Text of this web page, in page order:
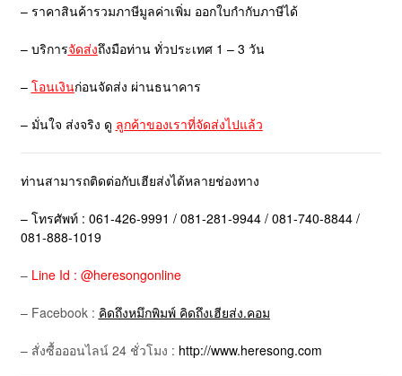
– ราคาสินค้ารวมภาษีมูลค่าเพิ่ม ออกใบกำกับภาษีได้
– บริการจัดส่งถึงมือท่าน ทั่วประเทศ 1 – 3 วัน
– โอนเงินก่อนจัดส่ง ผ่านธนาคาร
– มั่นใจ ส่งจริง ดู ลูกค้าของเราที่จัดส่งไปแล้ว
ท่านสามารถติดต่อกับเฮียส่งได้หลายช่องทาง
– โทรศัพท์ : 061-426-9991 / 081-281-9944 / 081-740-8844 /
081-888-1019
– Line Id : @heresongonline
– Facebook : คิดถึงหมึกพิมพ์ คิดถึงเฮียส่ง.คอม
– สั่งซื้อออนไลน์ 24 ชั่วโมง : http://www.heresong.com